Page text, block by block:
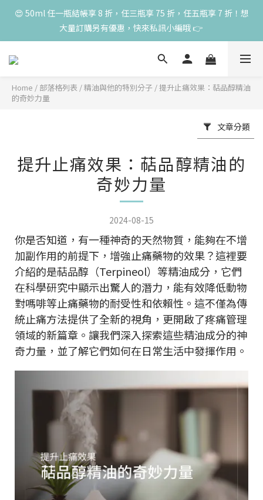
😍 50ml 任一瓶結帳享 8 折，任三瓶享 75 折，任五瓶享 7 折！想
大量訂購另有優惠，快來私訊小編哦 👉
😍 50ml 任一瓶結帳享 8 折，任三瓶享 75 折，任五瓶享 7 折！想
大量訂購另有優惠，快來私訊小編哦 👉
🌸 500ml 夏季優惠６折開跑 🌸 曲線限量30組，頑固限量5組售完
😍 50ml 任一瓶結帳享 8 折，任三瓶享 75 折，任五瓶享 7 折！想
Home / 部落格列表 /精油與他的特別分子 /提升止痛效果：萜品醇精油
的奇妙力量
文章分類
提升止痛效果：萜品醇精油的
奇妙力量
2024-08-15
你是否知道，有一種神奇的天然物質，能夠在不增
加副作用的前提下，增強止痛藥物的效果？這裡要
介紹的是萜品醇（Terpineol）等精油成分，它們
在科學研究中顯示出驚人的潛力，能有效降低動物
對嗎啡等止痛藥物的耐受性和依賴性。這不僅為傳
統止痛方法提供了全新的視角，更開啟了疼痛管理
領域的新篇章。讓我們深入探索這些精油成分的神
奇力量，並了解它們如何在日常生活中發揮作用。